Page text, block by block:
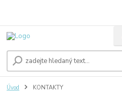
Úvod KONTAKTY